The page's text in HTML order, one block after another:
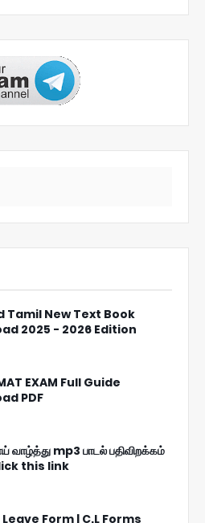
Tamil New Text Book
2025 - 2026 Edition
EXAM Full Guide
PDF
வாழ்த்து mp3 பாடல் பதிவிறக்கம்
this link
Form | C.L Forms